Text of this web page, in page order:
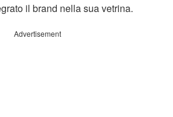
il brand nella sua vetrina.
Advertisement